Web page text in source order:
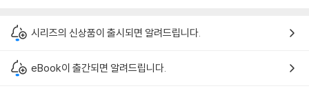
시리즈의 신상품이 출시되면 알려드립니다.
eBook이 출간되면 알려드립니다.